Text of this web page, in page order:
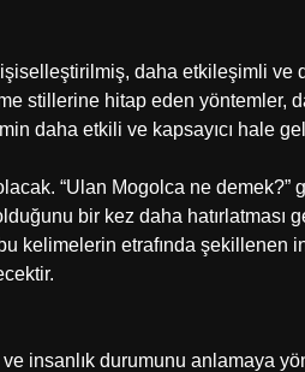
daha etkileşimli ve
stillerine hitap eden yöntemler,
daha etkili ve kapsayıcı hale
“Ulan Mogolca ne demek?”
bir kez daha hatırlatması
kelimelerin etrafında şekillenen
insanlık durumunu anlamaya